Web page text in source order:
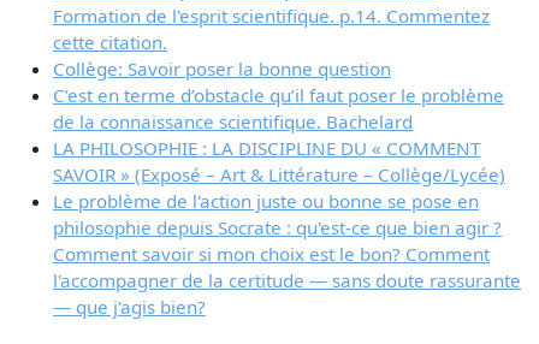
Formation de l'esprit scientifique. p.14. Commentez
cette citation.
Collège: Savoir poser la bonne question
C’est en terme d’obstacle qu’il faut poser le problème
de la connaissance scientifique. Bachelard
LA PHILOSOPHIE : LA DISCIPLINE DU « COMMENT
SAVOIR » (Exposé – Art & Littérature – Collège/Lycée)
Le problème de l'action juste ou bonne se pose en
philosophie depuis Socrate : qu'est-ce que bien agir ?
Comment savoir si mon choix est le bon? Comment
l'accompagner de la certitude — sans doute rassurante
— que j'agis bien?